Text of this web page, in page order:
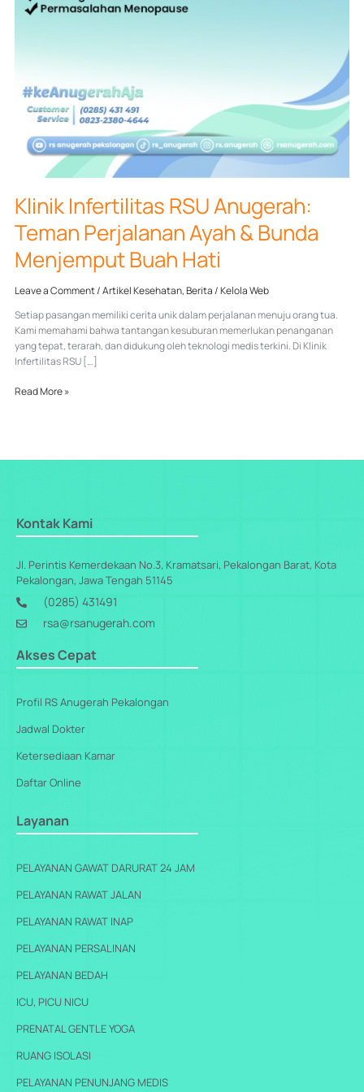
Klinik Infertilitas RSU Anugerah:
Teman Perjalanan Ayah & Bunda
Menjemput Buah Hati
Leave a Comment/Artikel Kesehatan,Berita/Kelola Web
Setiap pasangan memiliki cerita unik dalam perjalanan menuju orang tua.
Kami memahami bahwa tantangan kesuburan memerlukan penanganan
yang tepat, terarah, dan didukung oleh teknologi medis terkini. Di Klinik
Infertilitas RSU […]
Read More »
Kontak Kami
Jl. Perintis Kemerdekaan No.3, Kramatsari, Pekalongan Barat, Kota
Pekalongan, Jawa Tengah 51145
(0285) 431491
rsa@rsanugerah.com
Akses Cepat
Profil RS Anugerah Pekalongan
Jadwal Dokter
Ketersediaan Kamar
Daftar Online
Layanan
PELAYANAN GAWAT DARURAT 24 JAM
PELAYANAN RAWAT JALAN
PELAYANAN RAWAT INAP
PELAYANAN PERSALINAN
PELAYANAN BEDAH
ICU, PICU NICU
PRENATAL GENTLE YOGA
RUANG ISOLASI
PELAYANAN PENUNJANG MEDIS